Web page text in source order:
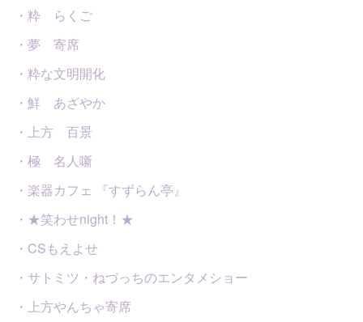
・粋 らくご
・夢 寄席
・粋な文明開化
・鮮 あざやか
・上方 百景
・極 名人噺
・楽器カフェ 『すずらん亭』
・★笑わせnight！★
・CSもえよせ
・サトミツ・ねづっちのエンタメショー
・上方やんちゃ寄席